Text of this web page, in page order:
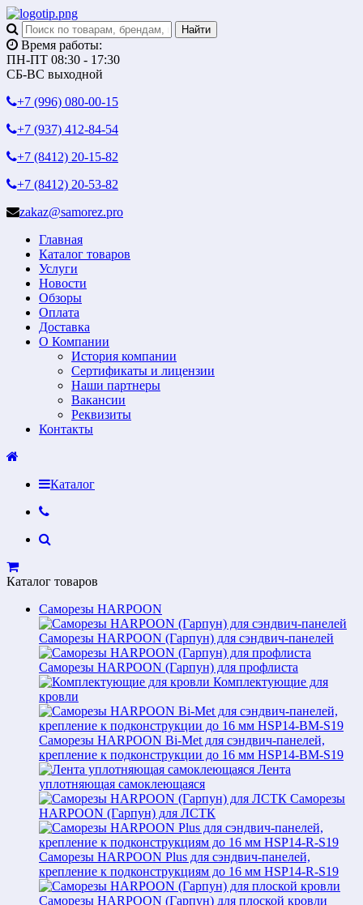
Время работы:
ПН-ПТ 08:30 - 17:30
СБ-ВС выходной
+7 (996) 080-00-15
+7 (937) 412-84-54
+7 (8412) 20-15-82
+7 (8412) 20-53-82
zakaz@samorez.pro
Главная
Каталог товаров
Услуги
Новости
Обзоры
Оплата
Доставка
О Компании
История компании
Сертификаты и лицензии
Наши партнеры
Вакансии
Реквизиты
Контакты
Каталог
Каталог товаров
Саморезы HARPOON
Саморезы HARPOON (Гарпун) для сэндвич-панелей
Саморезы HARPOON (Гарпун) для профлиста
Комплектующие для
кровли
Саморезы HARPOON Bi-Met для сэндвич-панелей,
крепление к подконструкции до 16 мм HSP14-BM-S19
Лента
уплотняющая самоклеющаяся
Саморезы
HARPOON (Гарпун) для ЛСТК
Саморезы HARPOON Plus для сэндвич-панелей,
крепление к подконструкциям до 16 мм HSP14-R-S19
Саморезы HARPOON (Гарпун) для плоской кровли